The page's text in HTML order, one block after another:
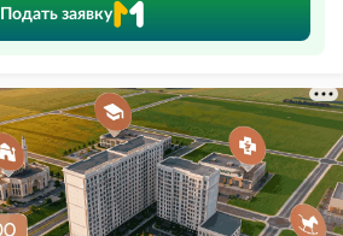
Подать заявку